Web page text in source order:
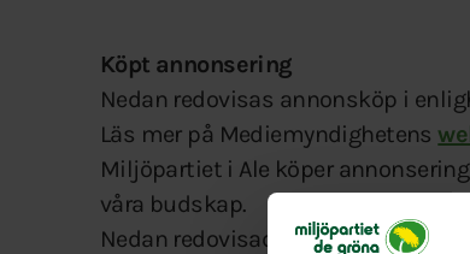
Köpt annonsering
Nedan redovisas annonsköp i
Läs mer på Mediemyndighetens
Miljöpartiet i Ale köper
våra budskap.
Nedan redovisad annonsering är